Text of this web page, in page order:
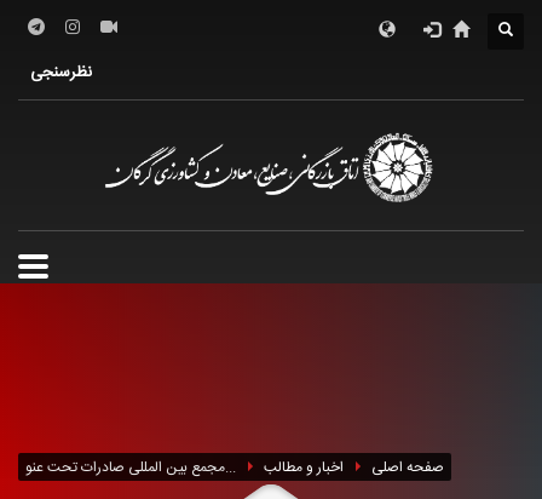
درباره اتاق
معرفی استان
نظرسنجی
مجمع بین المللی صادرات تحت عنو... اخبار و مطالب صفحه اصلی